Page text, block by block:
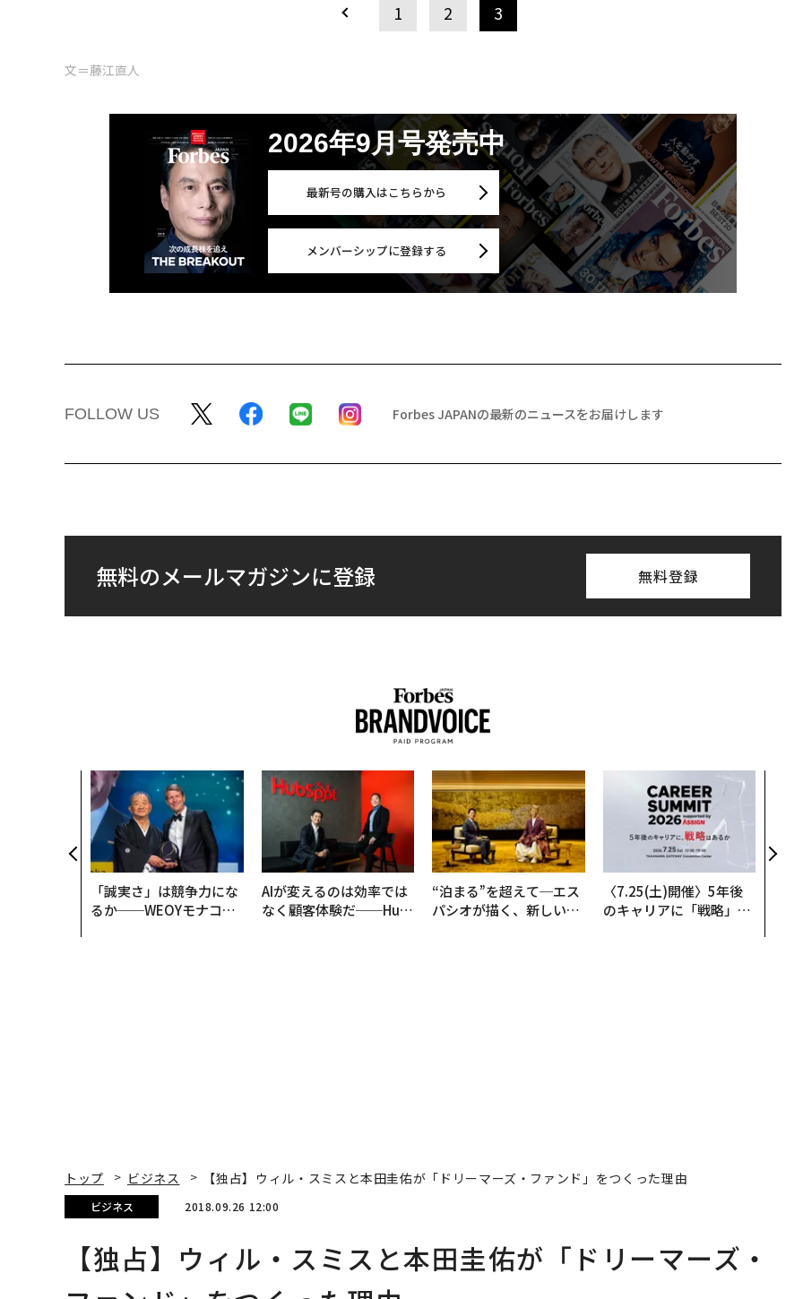
1 2 3
文＝藤江直人
2026年9月号発売中
最新号の購入はこちらから
メンバーシップに登録する
FOLLOW US Forbes JAPANの最新のニュースをお届けします
無料のメールマガジンに登録 無料登録
「誠実さ」は競争力にな
るか──WEOYモナコで
AIが変えるのは効率では
なく顧客体験だ──Hub
“泊まる”を超えて─エス
パシオが描く、新しい日
〈7.25(土)開催〉5年後
のキャリアに「戦略」は
支援
トップ ビジネス 【独占】ウィル・スミスと本田圭佑が「ドリーマーズ・ファンド」をつくった理由
ビジネス 2018.09.26 12:00
【独占】ウィル・スミスと本田圭佑が「ドリーマーズ・